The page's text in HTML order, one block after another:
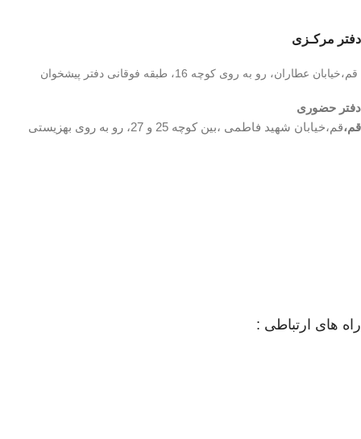
دفتر مرکـزی
قم،خیابان عطاران، رو به روی کوچه 16، طبقه فوقانی دفتر پیشخوان
دفتر حضوری
قم،قم،خیابان شهید فاطمی ،بین کوچه 25 و 27، رو به روی بهزیستی
راه های ارتباطی :